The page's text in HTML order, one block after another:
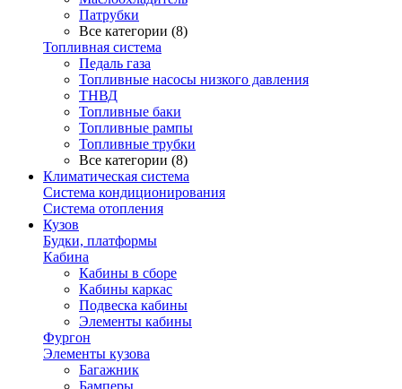
Патрубки
Все категории (8)
Топливная система
Педаль газа
Топливные насосы низкого давления
ТНВД
Топливные баки
Топливные рампы
Топливные трубки
Все категории (8)
Климатическая система
Система кондиционирования
Система отопления
Кузов
Будки, платформы
Кабина
Кабины в сборе
Кабины каркас
Подвеска кабины
Элементы кабины
Фургон
Элементы кузова
Багажник
Бамперы